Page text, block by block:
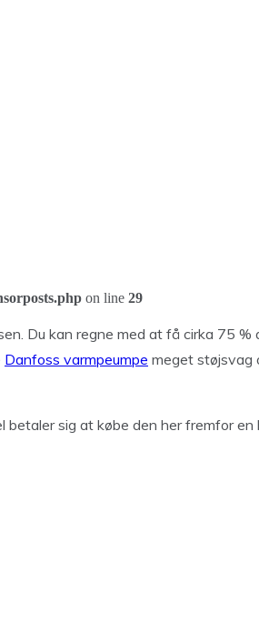
on line 29
Du kan regne med at få cirka 75 %
Danfoss varmpeumpe meget støjsvag
sig at købe den her fremfor en